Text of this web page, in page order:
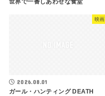
世界で一番しあわせな食堂
映画
2026.08.01
ガール・ハンティング DEATH